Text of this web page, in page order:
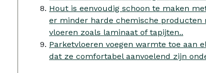
Hout is eenvoudig schoon te maken
er minder harde chemische producten
vloeren zoals laminaat of tapijten..
Parketvloeren voegen warmte toe aan
dat ze comfortabel aanvoelend zijn